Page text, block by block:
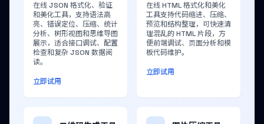
在线 JSON 格式化、验证
和美化工具，支持语法高
亮、错误定位、压缩、统计
分析、树形视图和思维导图
展示，适合接口调试、配置
检查和复杂 JSON 数据阅
读。
立即试用
在线 HTML 格式化和美化
工具支持代码缩进、压缩、
预览和结构整理，可快速清
理混乱的 HTML 片段，方
便前端调试、页面分析和模
板代码维护。
立即试用